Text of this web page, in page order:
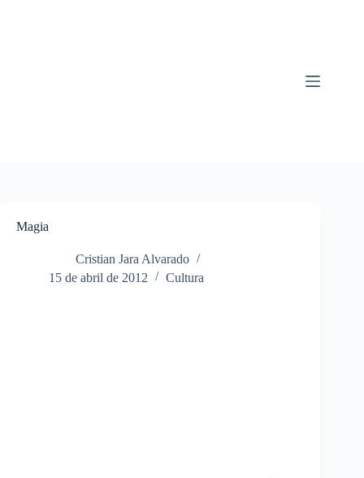
Magia
Cristian Jara Alvarado
15 de abril de 2012
Cultura